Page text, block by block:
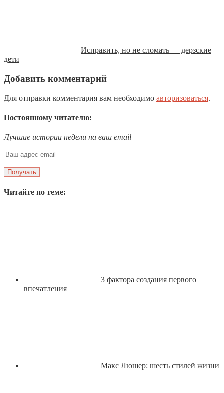
Исправить, но не сломать — дерзские
дети
Добавить комментарий
Для отправки комментария вам необходимо авторизоваться.
Постоянному читателю:
Лучшие истории недели на ваш email
Читайте по теме:
3 фактора создания первого
впечатления
Макс Люшер: шесть стилей жизни